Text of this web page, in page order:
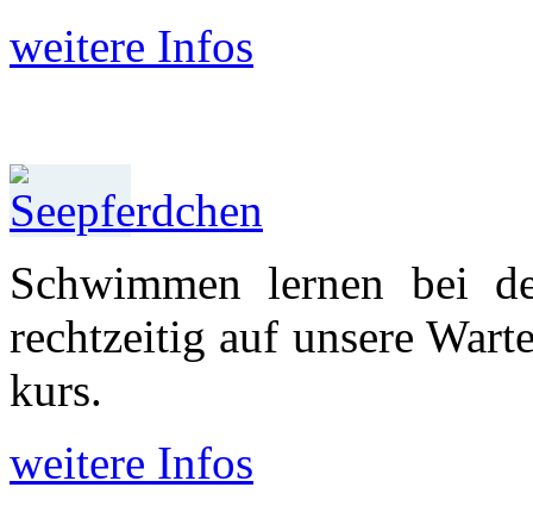
weitere Infos
Schwimmen lernen bei
recht­zeitig auf unsere
kurs.
weitere Infos